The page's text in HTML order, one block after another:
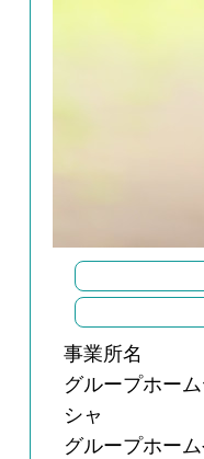
事業所名
グループホー
シャ
グループホー